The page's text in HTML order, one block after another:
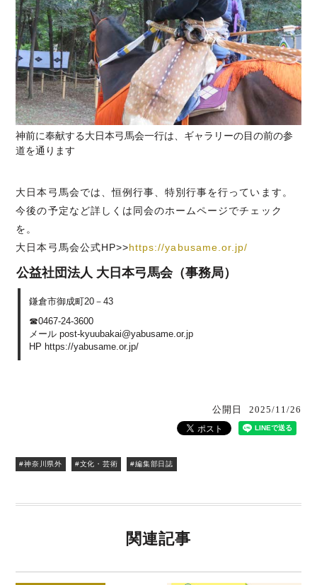
神前に奉献する大日本弓馬会一行は、ギャラリーの目の前の参
道を通ります
大日本弓馬会では、恒例行事、特別行事を行っています。
今後の予定など詳しくは同会のホームページでチェック
を。
大日本弓馬会公式HP>>https://yabusame.or.jp/
公益社団法人 大日本弓馬会（事務局）
鎌倉市御成町20－43
☎0467-24-3600
メール post-kyuubakai@yabusame.or.jp
HP https://yabusame.or.jp/
公開日 2025/11/26
#神奈川県外 #文化・芸術 #編集部日誌
関連記事